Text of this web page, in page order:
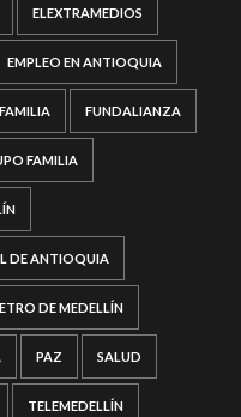
ELEXTRAMEDIOS
EMPLEO EN ANTIOQUIA
FAMILIA FUNDALIANZA
FAMILIA
DE ANTIOQUIA
DE MEDELLÍN
PAZ SALUD
TELEMEDELLÍN